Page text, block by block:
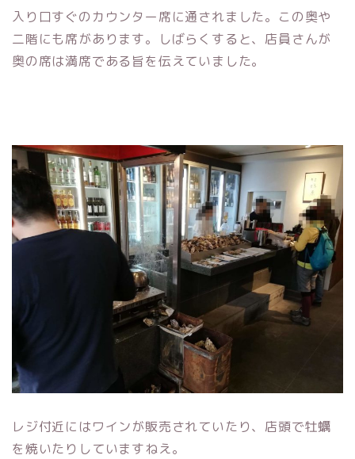
入り口すぐのカウンター席に通されました。この奥や
二階にも席があります。しばらくすると、店員さんが
奥の席は満席である旨を伝えていました。
レジ付近にはワインが販売されていたり、店頭で牡蠣
を焼いたりしていますねえ。